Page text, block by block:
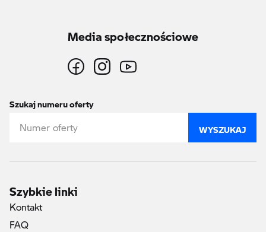
Media społecznościowe
Szukaj numeru oferty
WYSZUKAJ
Szybkie linki
Kontakt
FAQ